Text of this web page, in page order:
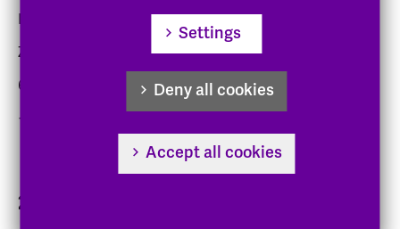
Der Präsident
Zweifalltorweg 12
64283 Darmstadt
+49(0)6151/8798-0
@eh-darmstadt.de
2. Datenschutzbeauftragte
Settings
Deny all cookies
Accept all cookies